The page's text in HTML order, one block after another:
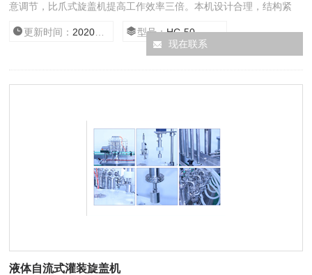
意调节，比爪式旋盖机提高工作效率三倍。本机设计合理，结构紧
命长，操作简单、维修方便。符合GMP规范要求。广泛适用于医
更新时间： 2020/12/18 13:11:20 型号：HC-50
现在联系
液体自流式灌装旋盖机